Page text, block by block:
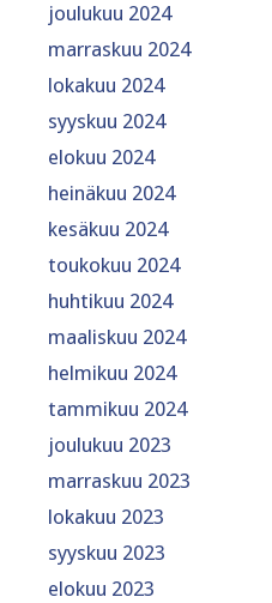
joulukuu 2024
marraskuu 2024
lokakuu 2024
syyskuu 2024
elokuu 2024
heinäkuu 2024
kesäkuu 2024
toukokuu 2024
huhtikuu 2024
maaliskuu 2024
helmikuu 2024
tammikuu 2024
joulukuu 2023
marraskuu 2023
lokakuu 2023
syyskuu 2023
elokuu 2023